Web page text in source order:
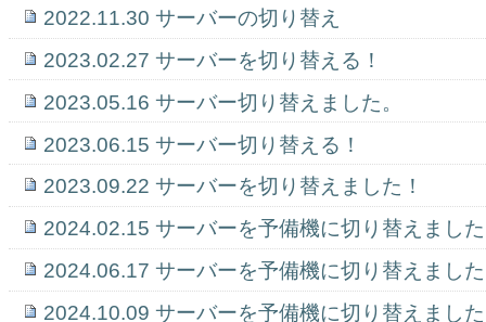
2022.11.30 サーバーの切り替え
2023.02.27 サーバーを切り替える！
2023.05.16 サーバー切り替えました。
2023.06.15 サーバー切り替える！
2023.09.22 サーバーを切り替えました！
2024.02.15 サーバーを予備機に切り替えまし
2024.06.17 サーバーを予備機に切り替えまし
2024.10.09 サーバーを予備機に切り替えまし